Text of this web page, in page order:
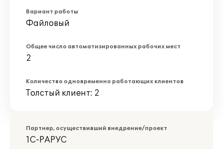
Вариант работы
Файловый
Общее число автоматизированных рабочих мест
2
Количество одновременно работающих клиентов
Толстый клиент: 2
Партнер, осуществивший внедрение/проект
1С-РАРУС